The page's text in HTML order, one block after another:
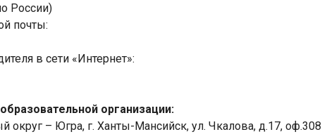
России)
почты:
в сети «Интернет»:
организации:
– Югра, г. Ханты-Мансийск, ул. Чкалова, д.17, оф.308